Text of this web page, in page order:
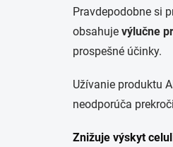
Pravdepodobne si
obsahuje výlučne
prospešné účinky.
Užívanie produktu
neodporúča
Znižuje výskyt